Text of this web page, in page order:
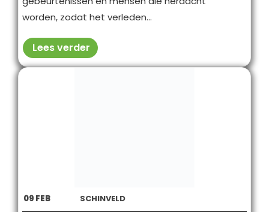
worden, zodat het verleden...
Lees verder
09 FEB SCHINVELD